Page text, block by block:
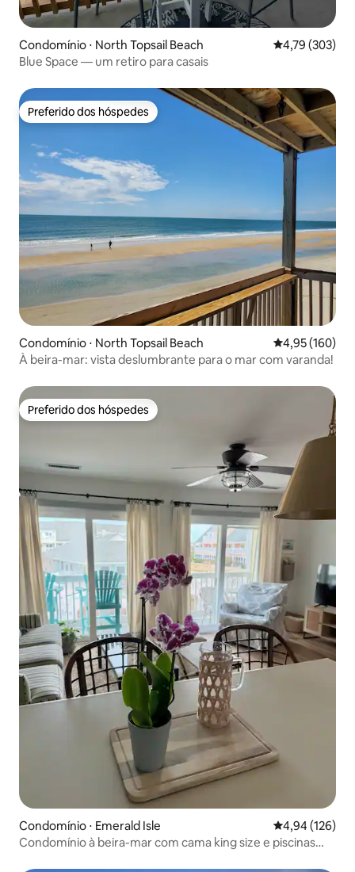
Condomínio ⋅ North Topsail Beach 4,79 de uma
4,79 (303)
Blue Space — um retiro para casais
Preferido dos hóspedes
Preferido dos hóspedes
Condomínio ⋅ North Topsail Beach 4,95 de uma
4,95 (160)
À beira-mar: vista deslumbrante para o mar com varanda!
Preferido dos hóspedes
Preferido dos hóspedes
Condomínio ⋅ Emerald Isle 4,94 de uma
4,94 (126)
Condomínio à beira-mar com cama king size e piscinas